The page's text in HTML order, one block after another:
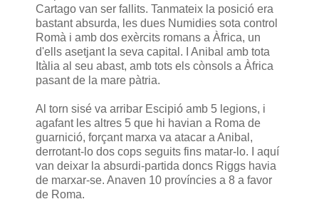
Cartago van ser fallits. Tanmateix la posició era
bastant absurda, les dues Numidies sota control
Romà i amb dos exèrcits romans a Àfrica, un
d'ells asetjant la seva capital. I Anibal amb tota
Itàlia al seu abast, amb tots els cònsols a Àfrica
pasant de la mare pàtria.
Al torn sisé va arribar Escipió amb 5 legions, i
agafant les altres 5 que hi havian a Roma de
guarnició, forçant marxa va atacar a Anibal,
derrotant-lo dos cops seguits fins matar-lo. I aquí
van deixar la absurdi-partida doncs Riggs havia
de marxar-se. Anaven 10 províncies a 8 a favor
de Roma.